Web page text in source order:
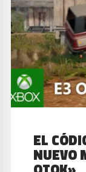
EL
NUEVO